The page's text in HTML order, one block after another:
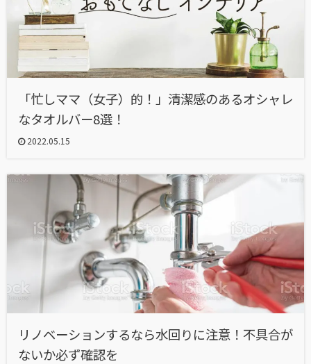
「忙しママ（女子）的！」清潔感のあるオシャレ
なタオルバー8選！
2022.05.15
リノベーションするなら水回りに注意！不具合が
ないか必ず確認を